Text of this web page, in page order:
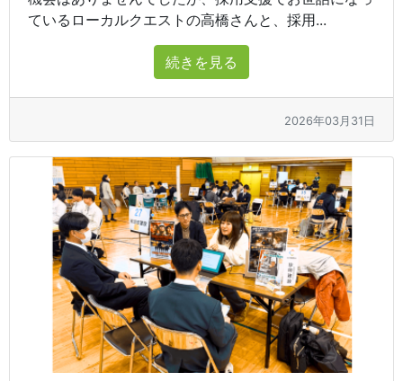
ているローカルクエストの高橋さんと、採用...
続きを見る
2026年03月31日